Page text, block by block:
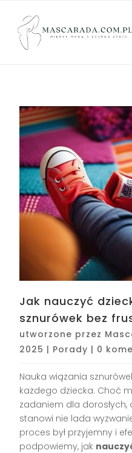
Jak nauczyć
sznurówek bez
utworzone przez
2025 | Porady | 0
Nauka wiązania
każdego dziecka. Choć
zadaniem dla
stanowi nie lada
proces był przyjemny i
podpowiemy, jak